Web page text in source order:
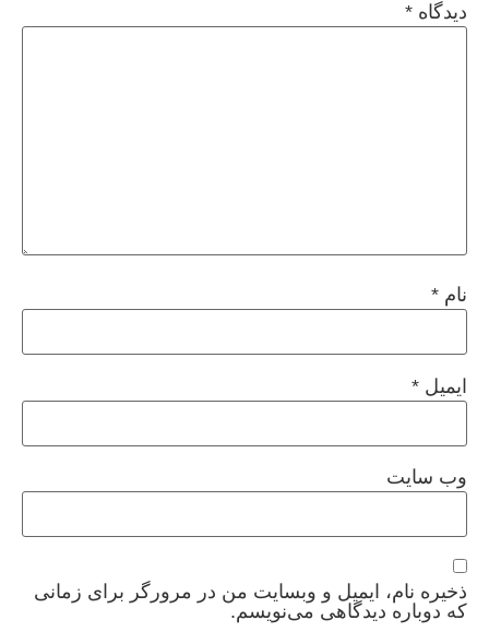
دیدگاه *
نام *
ایمیل *
وب‌ سایت
ذخیره نام، ایمیل و وبسایت من در مرورگر برای زمانی
که دوباره دیدگاهی می‌نویسم.